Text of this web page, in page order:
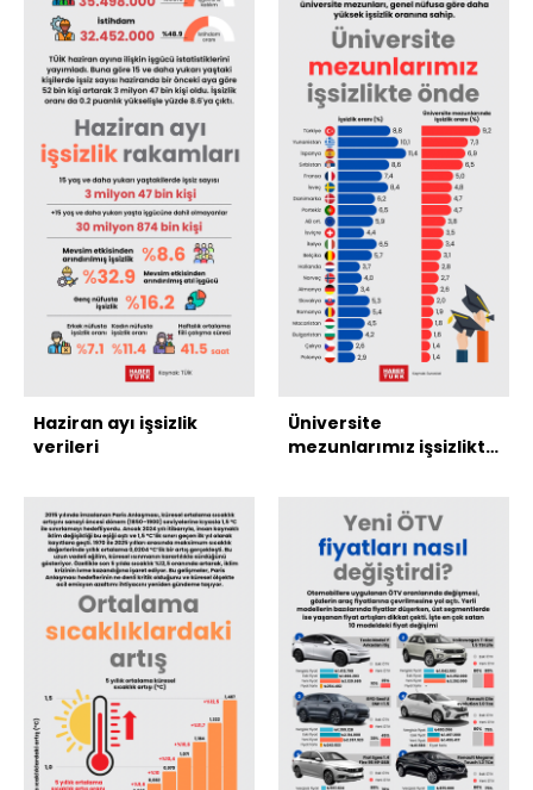
Haziran ayı işsizlik
verileri
Üniversite
mezunlarımız işsizlikte